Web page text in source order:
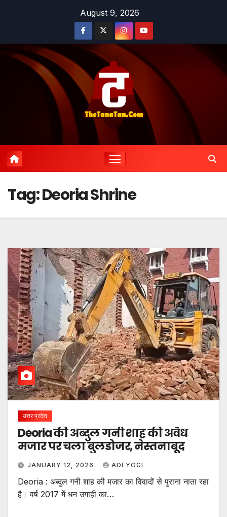
August 9, 2026
Tag:Deoria Shrine
उत्तर प्रदेश
Deoria की अब्दुल गनी शाह की अवैध
मजार पर चला बुलडोजर, नेस्तनाबूद
JANUARY 12, 2026 ADI YOGI
Deoria : अब्दुल गनी शाह की मजार का विवादों से पुराना नाता रहा
है। वर्ष 2017 में धन उगाही का…